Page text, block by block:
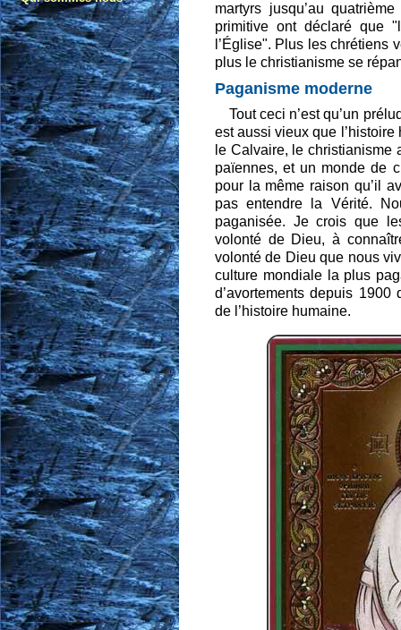
martyrs jusqu’au
primitive ont déclaré que
l’Église". Plus les chrétiens
plus le christianisme se
Paganisme moderne
Tout ceci n’est qu’un
est aussi vieux que
le Calvaire, le christianisme
païennes, et un monde de
pour la même raison qu’il
pas entendre la Vérité.
paganisée. Je crois que
volonté de Dieu, à
volonté de Dieu que nous
culture mondiale la plus
d’avortements depuis
de l’histoire humaine.